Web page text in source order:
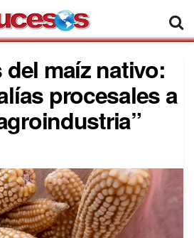
maíz nativo:
procesales a